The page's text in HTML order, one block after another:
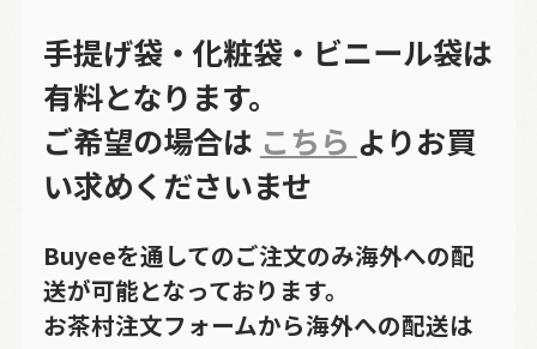
手提げ袋・化粧袋・ビニール袋は
有料となります。
ご希望の場合は こちら よりお買
い求めくださいませ
Buyeeを通してのご注文のみ海外への配
送が可能となっております。
お茶村注文フォームから海外への配送は